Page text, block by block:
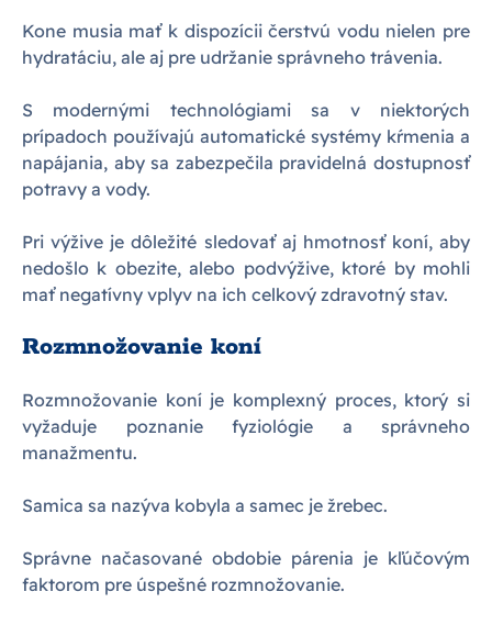
Kone musia mať k dispozícii čerstvú vodu nielen pre
hydratáciu, ale aj pre udržanie správneho trávenia.
S modernými technológiami sa v niektorých
prípadoch používajú automatické systémy kŕmenia a
napájania, aby sa zabezpečila pravidelná dostupnosť
potravy a vody.
Pri výžive je dôležité sledovať aj hmotnosť koní, aby
nedošlo k obezite, alebo podvýžive, ktoré by mohli
mať negatívny vplyv na ich celkový zdravotný stav.
Rozmnožovanie koní
Rozmnožovanie koní je komplexný proces, ktorý si
vyžaduje poznanie fyziológie a správneho
manažmentu.
Samica sa nazýva kobyla a samec je žrebec.
Správne načasované obdobie párenia je kľúčovým
faktorom pre úspešné rozmnožovanie.